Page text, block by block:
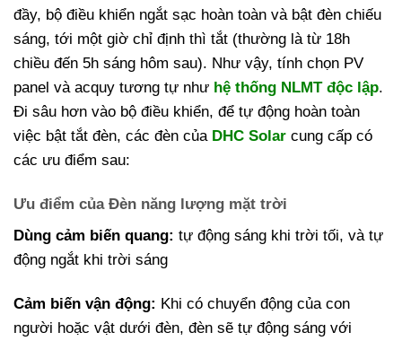
đầy, bộ điều khiển ngắt sạc hoàn toàn và bật đèn chiếu
sáng, tới một giờ chỉ định thì tắt (thường là từ 18h
chiều đến 5h sáng hôm sau). Như vậy, tính chọn PV
panel và acquy tương tự như hệ thống NLMT độc lập.
Đi sâu hơn vào bộ điều khiển, để tự động hoàn toàn
việc bật tắt đèn, các đèn của DHC Solar cung cấp có
các ưu điểm sau:
Ưu điểm của Đèn năng lượng mặt trời
Dùng cảm biến quang: tự động sáng khi trời tối, và tự
động ngắt khi trời sáng
Cảm biến vận động: Khi có chuyển động của con
người hoặc vật dưới đèn, đèn sẽ tự động sáng với